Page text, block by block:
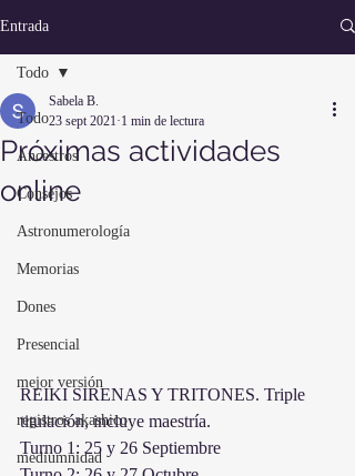
Entrada
Todo
Ancestros
Consejos
Astronumerología
Memorias
Dones
Presencial
mejor versión
registros akashico
mediumnidad
Todo
Próximas actividades
online
Sabela B.
23 sept 2021 1 min de lectura
REIKI SIRENAS Y TRITONES. Triple
titulación, incluye maestría.
Turno 1: 25 y 26 Septiembre